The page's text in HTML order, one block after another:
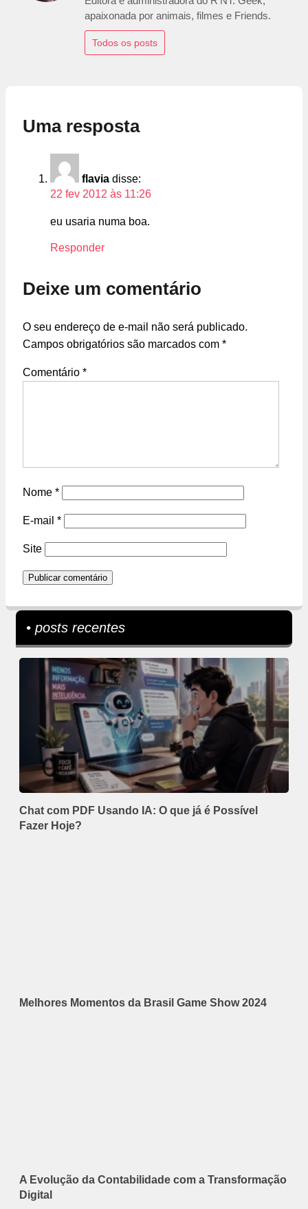
apaixonada por animais, filmes e Friends.
Todos os posts
Uma resposta
flavia disse:
22 fev 2012 às 11:26
eu usaria numa boa.
Responder
Deixe um comentário
O seu endereço de e-mail não será publicado.
Campos obrigatórios são marcados com *
Comentário *
Nome *
E-mail *
Site
• posts recentes
Chat com PDF Usando IA: O que já é Possível
Fazer Hoje?
Melhores Momentos da Brasil Game Show 2024
A Evolução da Contabilidade com a Transformação
Digital